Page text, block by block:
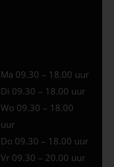
Ma 09.30 – 18.00 uur
Di 09.30 – 18.00 uur
Wo 09.30 – 18.00
uur
Do 09.30 – 18.00 uur
Vr 09.30 – 20.00 uur